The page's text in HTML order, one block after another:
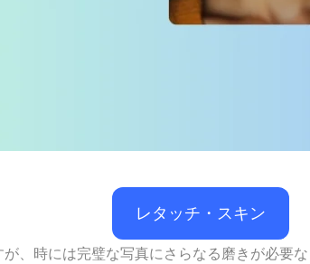
レタッチ・スキン
、時には完璧な写真にさらなる磨きが必要